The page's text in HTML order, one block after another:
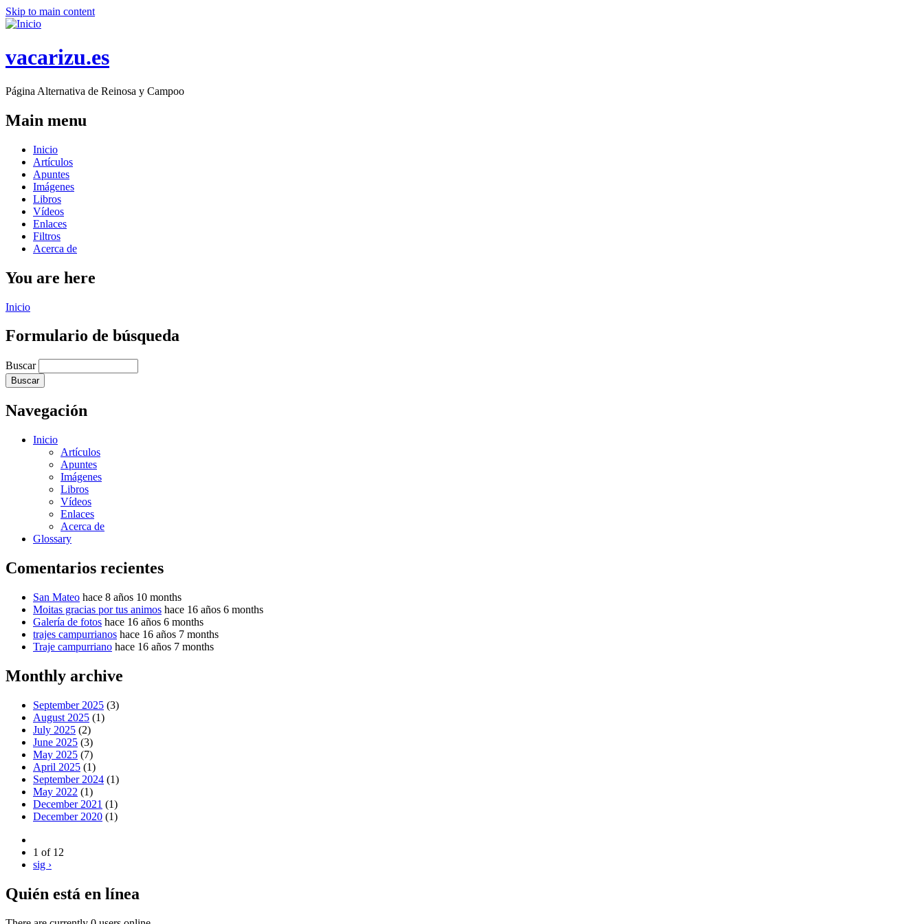
Skip to main content
vacarizu.es
Página Alternativa de Reinosa y Campoo
Main menu
Inicio
Artículos
Apuntes
Imágenes
Libros
Vídeos
Enlaces
Filtros
Acerca de
You are here
Inicio
Formulario de búsqueda
Buscar
Navegación
Inicio
Artículos
Apuntes
Imágenes
Libros
Vídeos
Enlaces
Acerca de
Glossary
Comentarios recientes
San Mateo hace 8 años 10 months
Moitas gracias por tus animos hace 16 años 6 months
Galería de fotos hace 16 años 6 months
trajes campurrianos hace 16 años 7 months
Traje campurriano hace 16 años 7 months
Monthly archive
September 2025 (3)
August 2025 (1)
July 2025 (2)
June 2025 (3)
May 2025 (7)
April 2025 (1)
September 2024 (1)
May 2022 (1)
December 2021 (1)
December 2020 (1)
1 of 12
sig ›
Quién está en línea